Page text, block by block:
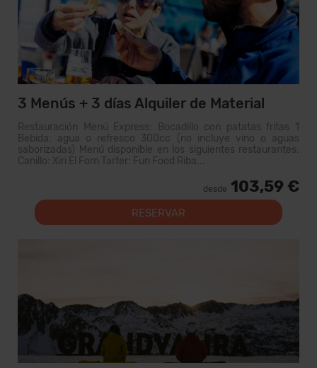
3 Menús + 3 días Alquiler de Material
Restauración Menú Express: Bocadillo con patatas fritas 1
Bebida: agua o refresco 300cc (no incluye vino o aguas
saborizadas) Menú disponible en los siguientes restaurantes:
Canillo: Xiri El Forn Tarter: Fun Food Riba...
desde 103,59 €
RESERVAR